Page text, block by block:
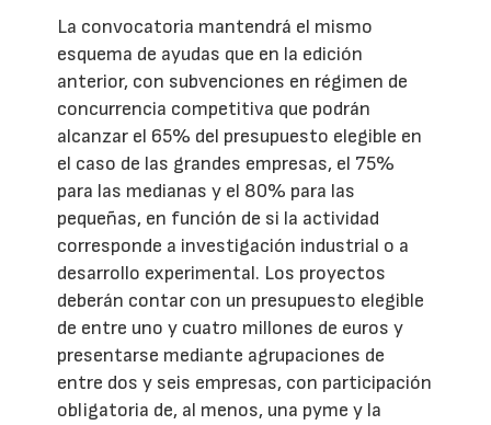
La convocatoria mantendrá el mismo
esquema de ayudas que en la edición
anterior, con subvenciones en régimen de
concurrencia competitiva que podrán
alcanzar el 65% del presupuesto elegible en
el caso de las grandes empresas, el 75%
para las medianas y el 80% para las
pequeñas, en función de si la actividad
corresponde a investigación industrial o a
desarrollo experimental. Los proyectos
deberán contar con un presupuesto elegible
de entre uno y cuatro millones de euros y
presentarse mediante agrupaciones de
entre dos y seis empresas, con participación
obligatoria de, al menos, una pyme y la